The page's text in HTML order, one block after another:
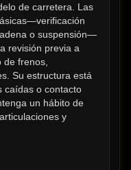
de carretera. Las
o suspensión—
revisión previa a
frenos,
Su estructura está
caídas o contacto
un hábito de
y